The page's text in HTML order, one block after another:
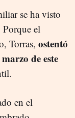
se ha visto
Porque el
Torras, ostentó
de este
en el